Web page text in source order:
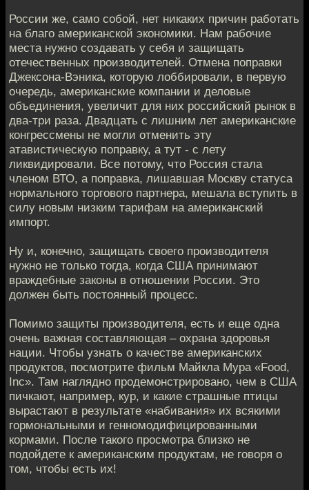
России же, само собой, нет никаких причин работать
на благо американской экономики. Нам рабочие
места нужно создавать у себя и защищать
отечественных производителей. Отмена поправки
Джексона-Вэника, которую лоббировали, в первую
очередь, американские компании и деловые
объединения, увеличит для них российский рынок в
два-три раза. Двадцать с лишним лет американские
конгрессмены не могли отменить эту
атавистическую поправку, а тут - с лету
ликвидировали. Все потому, что Россия стала
членом ВТО, а поправка, лишавшая Москву статуса
нормального торгового партнера, мешала вступить в
силу новым низким тарифам на американский
импорт.
Ну и, конечно, защищать своего производителя
нужно не только тогда, когда США принимают
враждебные законы в отношении России. Это
должен быть постоянный процесс.
Помимо защиты производителя, есть и еще одна
очень важная составляющая – охрана здоровья
нации. Чтобы узнать о качестве американских
продуктов, посмотрите фильм Майкла Мура «Food,
Inc». Там наглядно продемонстрировано, чем в США
пичкают, например, кур, и какие страшные птицы
вырастают в результате «набивания» их всякими
гормональными и генномодифицированными
кормами. После такого просмотра близко не
подойдете к американским продуктам, не говоря о
том, чтобы есть их!